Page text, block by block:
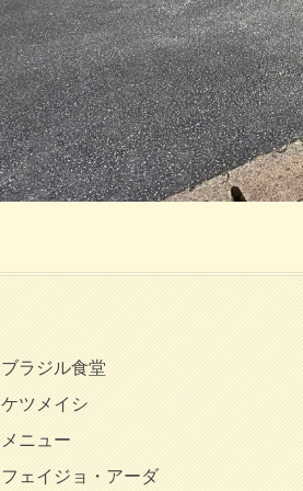
ブラジル食堂
ケツメイシ
メニュー
フェイジョ・アーダ